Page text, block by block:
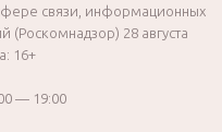
связи, информационных
(Роскомнадзор) 28 августа
16+
— 19:00